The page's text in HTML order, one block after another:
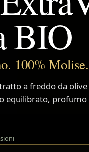
BIO
100% Molise.
a freddo da
equilibrato, profumo